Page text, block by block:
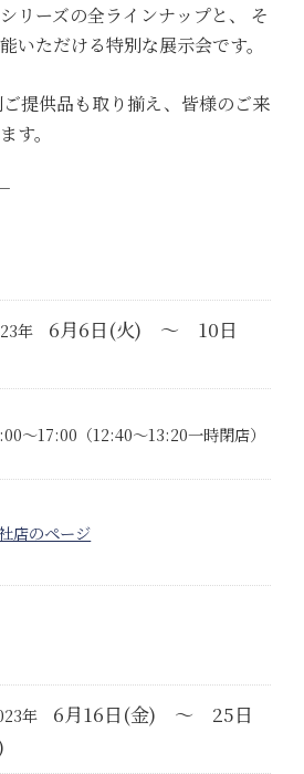
リーズの全ラインナップと、 そ
いただける特別な展示会です。
提供品も取り揃え、皆様のご来
す。
年 6月6日(火) ～ 10日
～17:00（12:40～13:20一時閉店）
店のページ
年 6月16日(金) ～ 25日